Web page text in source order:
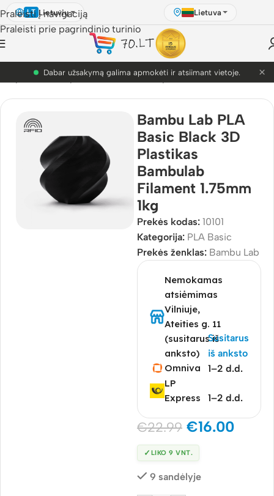
Praleisti į navigaciją
Praleisti prie pagrindinio turinio
LT Lietuvių Lietuva
PETG akcija! Dabar nuo 9.99€. ×
Spausdinimo plastikai /Bambu Lab plastikai/PLA Basic
Bambu Lab PLA
Basic Black 3D
Plastikas
Bambulab
Filament 1.75mm
1kg
Prekės kodas: 10101
Kategorija: PLA Basic
Prekės ženklas: Bambu Lab
Nemokamas
atsiėmimas
Vilniuje,
Ateities g. 11
(susitarus iš
anksto)
Susitarus
iš anksto
Omniva
1–2 d.d.
LP
Express
1–2 d.d.
€22.99 €16.00
✓ LIKO 9 VNT.
9 sandėlyje